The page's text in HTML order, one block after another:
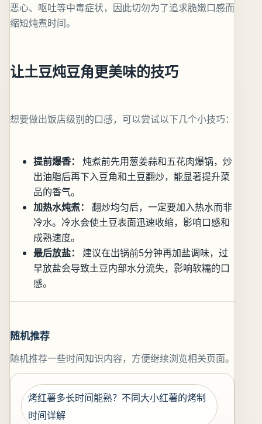
恶心、呕吐等中毒症状，因此切勿为了追求脆嫩口感而
缩短炖煮时间。
让土豆炖豆角更美味的技巧
想要做出饭店级别的口感，可以尝试以下几个小技巧：
提前爆香：
炖煮前先用葱姜蒜和五花肉爆锅，炒
出油脂后再下入豆角和土豆翻炒，能显著提升菜
品的香气。
加热水炖煮：
翻炒均匀后，一定要加入热水而非
冷水。冷水会使土豆表面迅速收缩，影响口感和
成熟速度。
最后放盐：
建议在出锅前5分钟再加盐调味，过
早放盐会导致土豆内部水分流失，影响软糯的口
感。
随机推荐
随机推荐一些时间知识内容，方便继续浏览相关页面。
烤红薯多长时间能熟？不同大小红薯的烤制
时间详解